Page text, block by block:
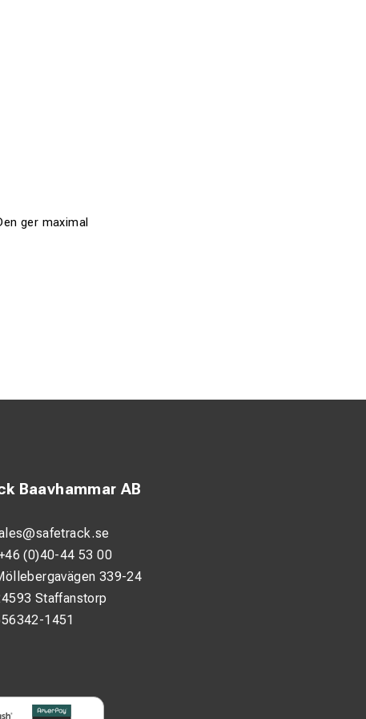
ger maximal
Baavhammar AB
(0)40-44 53 00
339-24
Staffanstorp
1451